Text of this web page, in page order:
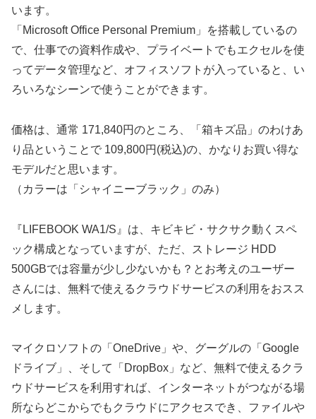
います。
「Microsoft Office Personal Premium」を搭載しているの
で、仕事での資料作成や、プライベートでもエクセルを使
ってデータ管理など、オフィスソフトが入っていると、い
ろいろなシーンで使うことができます。
価格は、通常 171,840円のところ、「箱キズ品」のわけあ
り品ということで 109,800円(税込)の、かなりお買い得な
モデルだと思います。
（カラーは「シャイニーブラック」のみ）
『LIFEBOOK WA1/S』は、キビキビ・サクサク動くスペ
ック構成となっていますが、ただ、ストレージ HDD
500GBでは容量が少し少ないかも？とお考えのユーザー
さんには、無料で使えるクラウドサービスの利用をおスス
メします。
マイクロソフトの「OneDrive」や、グーグルの「Google
ドライブ」、そして「DropBox」など、無料で使えるクラ
ウドサービスを利用すれば、インターネットがつながる場
所ならどこからでもクラウドにアクセスでき、ファイルや